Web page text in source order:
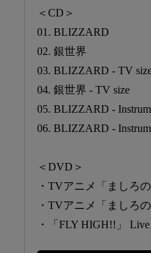
＜CD＞
01. BLIZZARD
02. 銀世界
03. BLIZZARD - TV
04. 銀世界 - TV size
05. BLIZZARD -
06. BLIZZARD -
＜DVD＞
・TVアニメ「ましろ
・TVアニメ「ましろ
・「FLY HIGH!!」